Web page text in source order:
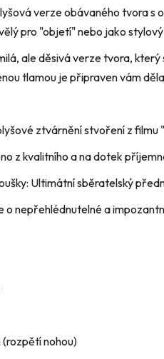
verze obávaného tvora s
pro "objetí" nebo jako
ale děsivá verze tvora,
tlamou je připraven vám
ztvárnění stvoření z filmu
z kvalitního a na dotek
Ultimátní sběratelský
o nepřehlédnutelné a
nohou)